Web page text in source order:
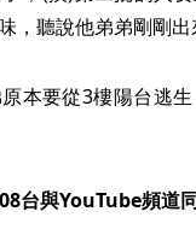
，聽說他弟弟剛剛出
本要從3樓陽台逃
台與YouTube頻道